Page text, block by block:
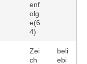
enf
olg
e(6
4)
Zei
ch
beli
ebi